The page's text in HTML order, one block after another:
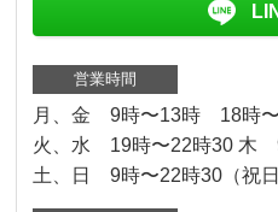
営業時間
月、金 9時〜13時 18時
火、水 19時〜22時30 木
土、日 9時〜22時30（祝日